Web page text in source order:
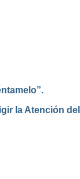
la Atención del